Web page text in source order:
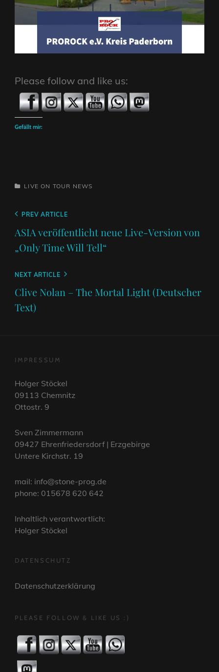
Please follow and like us:
Gefällt mir:
CATEGORIES
LIVE ON TOUR NEWS
Beitragsnavigation
Previous
Post
PREV ARTICLE
ASIA veröffentlicht neue Live-Version von
„Only Time Will Tell“
Next
Post
NEXT ARTICLE
Clive Nolan – The Mortal Light (Deutscher
Text)
IMPRESSUM
Holger Stöckel
09113 Chemnitz
Ottostr. 9
Sven Zimmermann
09427 Ehrenfriedersdorf | Erzgebirge
Untere Kirchstr. 19
mail: info@stone-prog.de
phone: 015678 620 642
Inhaltlich verantwortlich:
Holger Stöckel
DATENSCHUTZ
Datenschutzerklärung
PLEASE FOLLOW & LIKE US :)